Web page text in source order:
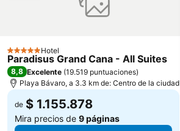
5 EstrellasHotel
Paradisus Grand Cana - All Suites
8,8 Excelente (19.519 puntuaciones)
Playa Bávaro, a 3.3 km de: Centro de la ciudad
de $ 1.155.878
Mira precios de 9 páginas